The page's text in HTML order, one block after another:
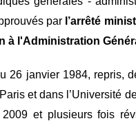
par l’arrêté
à l'Administration
26 janvier 1984, repris,
et dans l’Université
et plusieurs fois